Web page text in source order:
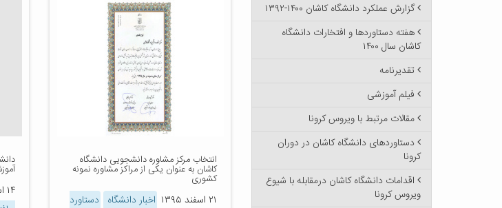
انتخاب مرکز مشاوره دانشجویی دانشگاه
کاشان به عنوان یکی از مراکز مشاوره نمونه
کشوری
۲۱ اسفند ۱۳۹۵ اخبار دانشگاه دستاورد
۱۴ اسفند ۱۳۹۵
گزارش عملکرد دانشگاه کاشان ۱۴۰۰-۱۳۹۲
هفته دستاوردها و افتخارات دانشگاه
کاشان سال ۱۴۰۰
تقدیرنامه
فیلم آموزشی
مقالات مرتبط با ویروس کرونا
دستاوردهای دانشگاه کاشان در دوران
کرونا
اقدامات دانشگاه کاشان درمقابله با شیوع
ویروس کرونا